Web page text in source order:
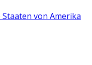
von Amerika